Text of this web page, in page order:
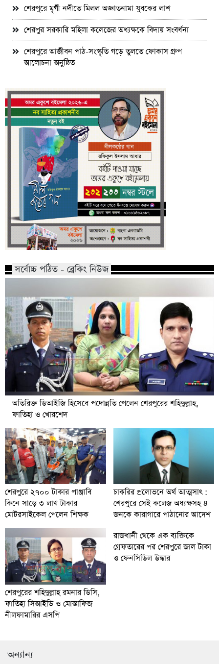
শেরপুরে মৃগী নদীতে মিলল অজ্ঞাতনামা যুবকের লাশ
শেরপুর সরকারি মহিলা কলেজের অধ্যক্ষকে বিদায় সংবর্ধনা
শেরপুরে আজীবন পাঠ-সংস্কৃতি গড়ে তুলতে ফোকাস গ্রুপ
আলোচনা অনুষ্ঠিত
সর্বোচ্চ পঠিত - ব্রেকিং নিউজ
অতিরিক্ত ডিআইজি হিসেবে পদোন্নতি পেলেন শেরপুরের শহিদুল্লাহ,
ফাতিহা ও খোরশেদ
শেরপুরে ২৭০০ টাকার পাঞ্জাবি
কিনে সাড়ে ৩ লাখ টাকার
মোটরসাইকেল পেলেন শিক্ষক
চাকরির প্রলোভনে অর্থ আত্মসাৎ :
শেরপুরে সেই কলেজ অধ্যক্ষসহ ৪
জনকে কারাগারে পাঠানোর আদেশ
শেরপুরের শহিদুল্লাহ রমনার ডিসি,
ফাতিহা সিআইডি ও মোস্তাফিজ
নীলফামারির এসপি
রাজধানী থেকে এক ব্যক্তিকে
গ্রেফতারের পর শেরপুরে জাল টাকা
ও ফেনসিডিল উদ্ধার
অন্যান্য